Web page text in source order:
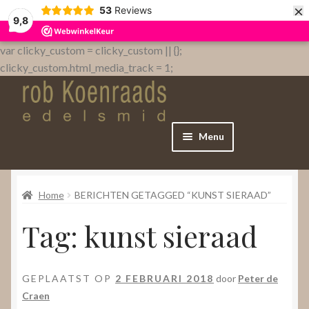
9,8
53 Reviews ×
var clicky_custom = clicky_custom || {};
clicky_custom.html_media_track = 1;
Menu
Home
Over
Contact
Home BERICHTEN GETAGGED “KUNST SIERAAD”
Tag: kunst sieraad
GEPLAATST OP 2 FEBRUARI 2018 door Peter de
Craen